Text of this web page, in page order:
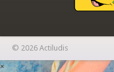
© 2026 Actiludis
×